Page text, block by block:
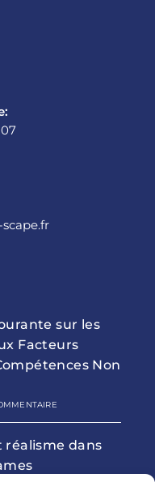
sur les
Facteurs
Non
réalisme dans